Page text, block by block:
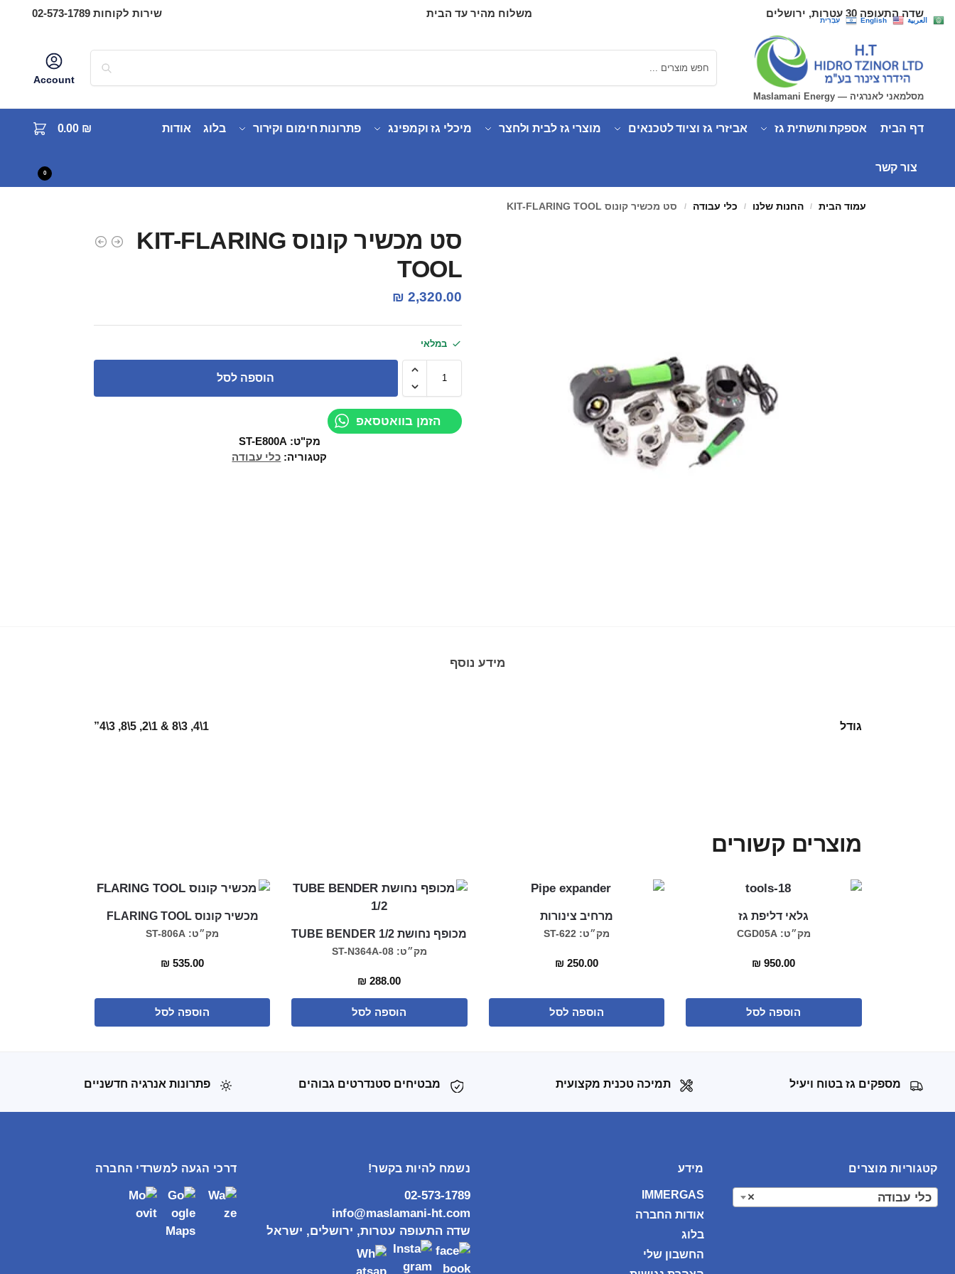
שדה התעופה 30 עטרות, ירושלים משלוח מהיר עד הבית שירות לקוחות 02-573-1789
מסלמאני לאנרגיה — Maslamani Energy
Account
דף הבית אספקת ותשתית גז אביזרי גז וציוד לטכנאים מוצרי גז לבית ולחצר מיכלי גז וקמפינג פתרונות חימום וקירור בלוג אודות
צור קשר
₪
0
עמוד הבית / החנות שלנו / כלי עבודה / סט מכשיר קונוס KIT-FLARING TOOL
סט מכשיר קונוס KIT-FLARING
TOOL
₪ 2,320.00
במלאי
הוספה לסל
הזמן בוואטסאפ
מק"ט: ST-E800A
קטגוריה: כלי עבודה
מידע נוסף
גודל 1\4, 3\8 & 1\2, 5\8, 3\4”
מוצרים קשורים
גלאי דליפת גז
מק״ט: CGD05A
₪ 950.00
הוספה לסל
מרחיב צינורות
מק״ט: ST-622
₪ 250.00
הוספה לסל
מכופף נחושת TUBE BENDER 1/2
מק״ט: ST-N364A-08
₪ 288.00
הוספה לסל
מכשיר קונוס FLARING TOOL
מק״ט: ST-806A
₪ 535.00
הוספה לסל
מספקים גז בטוח ויעיל תמיכה טכנית מקצועית מבטיחים סטנדרטים גבוהים פתרונות אנרגיה חדשניים
קטגוריות מוצרים
× כלי עבודה
מידע
IMMERGAS
אודות החברה
בלוג
החשבון שלי
נשמח להיות בקשר!
02-573-1789
info@maslamani-ht.com
שדה התעופה עטרות, ירושלים, ישראל
דרכי הגעה למשרדי החברה
العربية English עִבְרִית